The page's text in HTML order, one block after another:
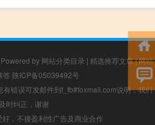
Powered by 网站分类目录 | 精选推荐文章|网站
答 陕ICP备05039492号
错误可发邮件到f_fb#foxmail.com说明，我们
时纠正，谢谢
，不接盈利性广告及商业合作